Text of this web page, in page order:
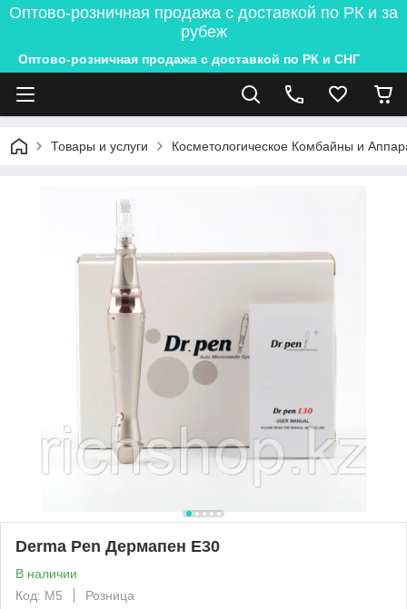
Оптово-розничная продажа с доставкой по РК и за
рубеж
Оптово-розничная продажа с доставкой по РК и СНГ
Товары и услуги Косметологическое Комбайны и
Derma Pen Дермапен E30
В наличии
Код: М5
Розница